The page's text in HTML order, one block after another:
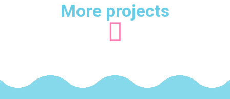
More projects